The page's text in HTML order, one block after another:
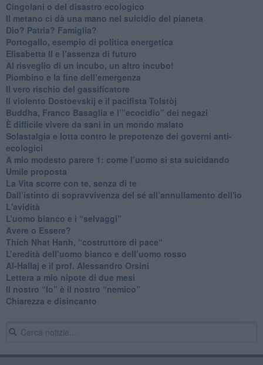
Cingolani o del disastro ecologico
​Il metano ci dà una mano nel suicidio del pianeta
​Dio? Patria? Famiglia?
Portogallo, esempio di politica energetica
​Elisabetta II e l’assenza di futuro
Al risveglio di un incubo, un altro incubo!
​Piombino e la fine dell’emergenza
​Il vero rischio del gassificatore
​Il violento Dostoevskij e il pacifista Tolstòj
​Buddha, Franco Basaglia e l’”ecocidio” dei negazi
​È difficile vivere da sani in un mondo malato
Solastalgia e lotta contro le prepotenze dei governi anti-
ecologici
​A mio modesto parere 1: come l’uomo si sta suicidando
​Umile proposta
​La Vita scorre con te, senza di te
​Dall’istinto di sopravvivenza del sé all’annullamento dell'io
L'avidità
​L’uomo bianco e i “selvaggi”
​Avere o Essere?
​Thich Nhat Hanh, “costruttore di pace“
​L’eredità dell’uomo bianco e dell’uomo rosso
Al-Hallaj e il prof. Alessandro Orsini
​Lettera a mio nipote di due mesi
​Il nostro “Io” è il nostro “nemico”
​Chiarezza e disincanto